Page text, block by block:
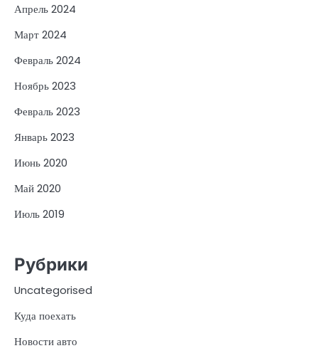
Апрель 2024
Март 2024
Февраль 2024
Ноябрь 2023
Февраль 2023
Январь 2023
Июнь 2020
Май 2020
Июль 2019
Рубрики
Uncategorised
Куда поехать
Новости авто